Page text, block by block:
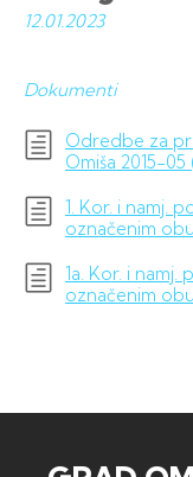
12.01.2023
Dokumenti
Odredbe za
Omiša 2015-
1. Kor. i namj.
označenim
1a. Kor. i namj.
označenim